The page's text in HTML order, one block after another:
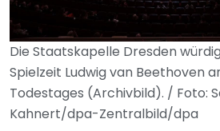
Die Staatskapelle Dresden
Spielzeit Ludwig van Beethoven
Todestages (Archivbild). / Foto:
Kahnert/dpa-Zentralbild/dpa